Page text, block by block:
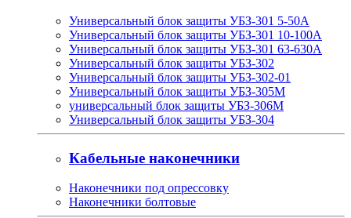
Универсальный блок защиты УБЗ-301 5-50А
Универсальный блок защиты УБЗ-301 10-100А
Универсальный блок защиты УБЗ-301 63-630А
Универсальный блок защиты УБЗ-302
Универсальный блок защиты УБЗ-302-01
Универсальный блок защиты УБЗ-305М
универсальный блок защиты УБЗ-306М
Универсальный блок защиты УБЗ-304
Кабельные наконечники
Наконечники под опрессовку
Наконечники болтовые